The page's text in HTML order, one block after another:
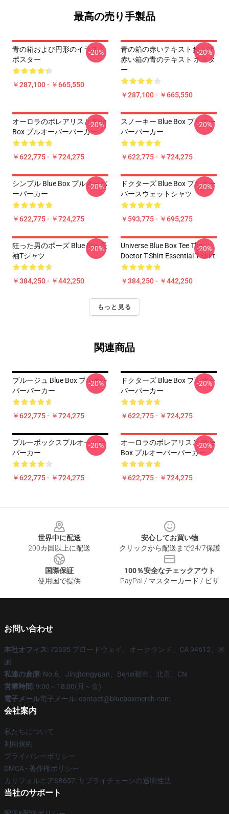
最高の売り手製品
青の箱および円形のイラスト
ポスター
￥287,100 - ￥665,550
-20%
青の箱の赤いテキストおよび
赤い箱の青のテキスト ポスタ
ー
￥287,100 - ￥665,550
-20%
オーロラのボレアリスと Blue
Box プルオーバーパーカー
￥622,775 - ￥724,275
-20%
スノーキー Blue Box プルオー
バーパーカー
￥622,775 - ￥724,275
-20%
シンプル Blue Box プルオーバ
ーパーカー
￥622,775 - ￥724,275
-20%
ドクターズ Blue Box プルオー
バースウェットシャツ
￥593,775 - ￥695,275
-20%
狂った男のポーズ Blue Box 長
袖Tシャツ
￥384,250 - ￥442,250
-20%
Universe Blue Box Tee The
Doctor T-Shirt Essential T-Shirt
￥384,250 - ￥442,250
-20%
もっと見る
関連商品
ブルージュ Blue Box プルオー
バーパーカー
￥622,775 - ￥724,275
-20%
ドクターズ Blue Box プルオー
バーパーカー
￥622,775 - ￥724,275
-20%
ブルーボックスプルオーバー
パーカー
￥622,775 - ￥724,275
-20%
オーロラのボレアリスと Blue
Box プルオーバーパーカー
￥622,775 - ￥724,275
-20%
世界中に配送
200カ国以上に配送
安心してお買い物
クリックから配送まで24/7保護
国際保証
使用国で提供
100％安全なチェックアウト
PayPal / マスターカード / ビザ
お問い合わせ
本社オフィス: 72335 ブロードウェイ、オークランド、CA 94612、米
国
私達の倉庫: No.6、Jingtongyuan、Benxi都市、北京、CN
営業時間: 9:00～18:00(月～金)
電子メール電子メール: contact@blueboxmerch.com
会社案内
私たちについて
利用規約
プライバシーポリシー
DMCA - 著作権ポリシー
カリフォルニアSB657: サプライチェーンの透明性法
当社のサポート